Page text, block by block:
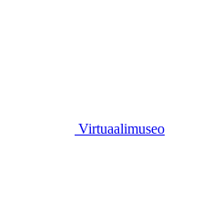
Virtuaalimuseo